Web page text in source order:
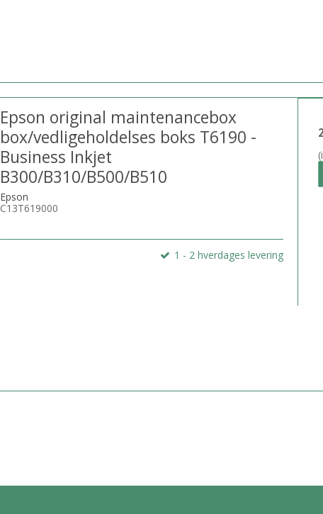
Epson original maintenancebox
box/vedligeholdelses boks T6190 -
Business Inkjet
B300/B310/B500/B510
Epson
C13T619000
1 - 2 hverdages levering